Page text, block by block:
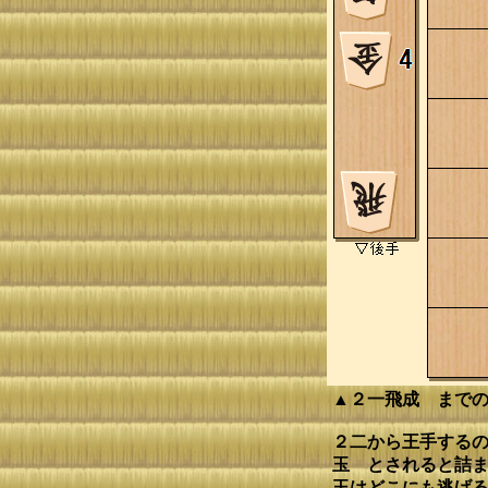
▲２一飛成 まで
２二から王手する
玉 とされると詰